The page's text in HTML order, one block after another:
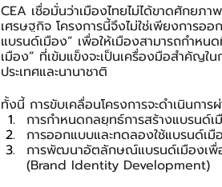
CEA เชื่อมั่นว่าเมืองไทยไม่ได้ขาดศักยภ
เศรษฐกิจ โครงการนี้จึงไม่ใช่เพียงการอ
แบรนด์เมือง” เพื่อให้เมืองสามารถกำ
เมือง” ที่เข้มแข็งจะเป็นเครื่องมือสำคัญใ
ประเทศและนานาชาติ
ทั้งนี้ การขับเคลื่อนโครงการจะดำเนินก
การกำหนดกลยุทธ์การสร้างแบรนด์
การออกแบบและทดลองใช้แบรนด์เ
การพัฒนาอัตลักษณ์แบรนด์เมืองเพื่
(Brand Identity Development)